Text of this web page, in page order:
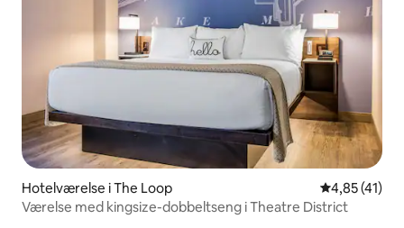
Hotelværelse i The Loop 4,85 ud af 5
4,85 (41)
Værelse med kingsize-dobbeltseng i Theatre District